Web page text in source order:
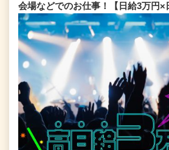
会場などでのお仕事！【日給3万円×